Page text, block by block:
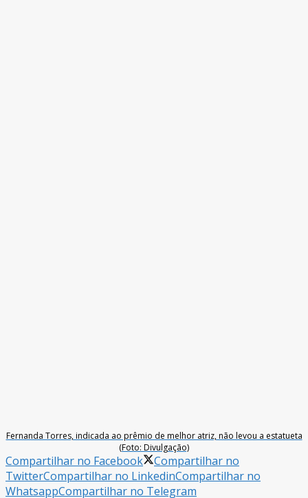
Fernanda Torres, indicada ao prêmio de melhor atriz, não levou a estatueta
(Foto: Divulgação)
Compartilhar no Facebook
Compartilhar no
TwitterCompartilhar no LinkedinCompartilhar no
WhatsappCompartilhar no Telegram